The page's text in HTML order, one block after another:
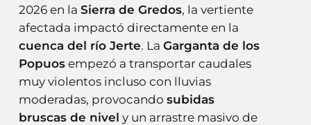
2026 en la Sierra de Gredos, la vertiente
afectada impactó directamente en la
cuenca del río Jerte. La Garganta de los
Popuosempezó a transportar caudales
muy violentos incluso con lluvias
moderadas, provocando subidas
bruscas de nivel y un arrastre masivo de